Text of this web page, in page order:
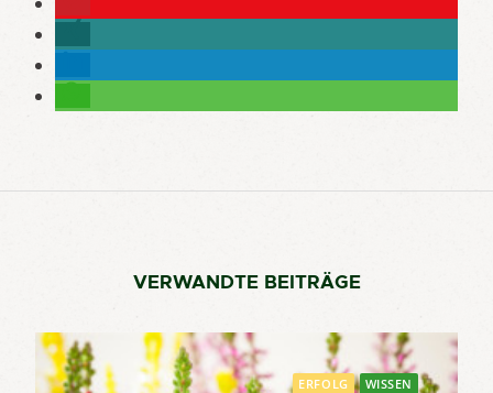
VERWANDTE BEITRÄGE
ERFOLG WISSEN